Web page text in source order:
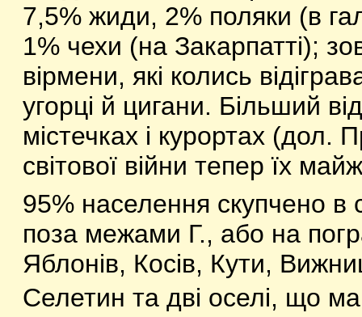
7,5% жиди, 2% поляки (в
1% чехи (на Закарпатті);
вірмени, які колись
угорці й цигани. Більший
містечках і курортах (дол.
світової війни тепер їх
95% населення скупчено в
поза межами Г., або на
Яблонів, Косів, Кути,
Селетин та дві оселі, що